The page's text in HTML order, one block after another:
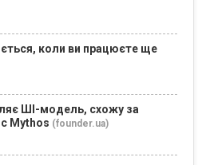
коли ви працюєте ще
ШІ-модель, схожу за
Mythos (founder.ua)